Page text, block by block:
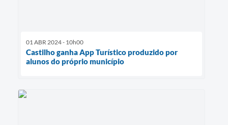
01 ABR 2024 - 10h00
Castilho ganha App Turístico produzido por
alunos do próprio município